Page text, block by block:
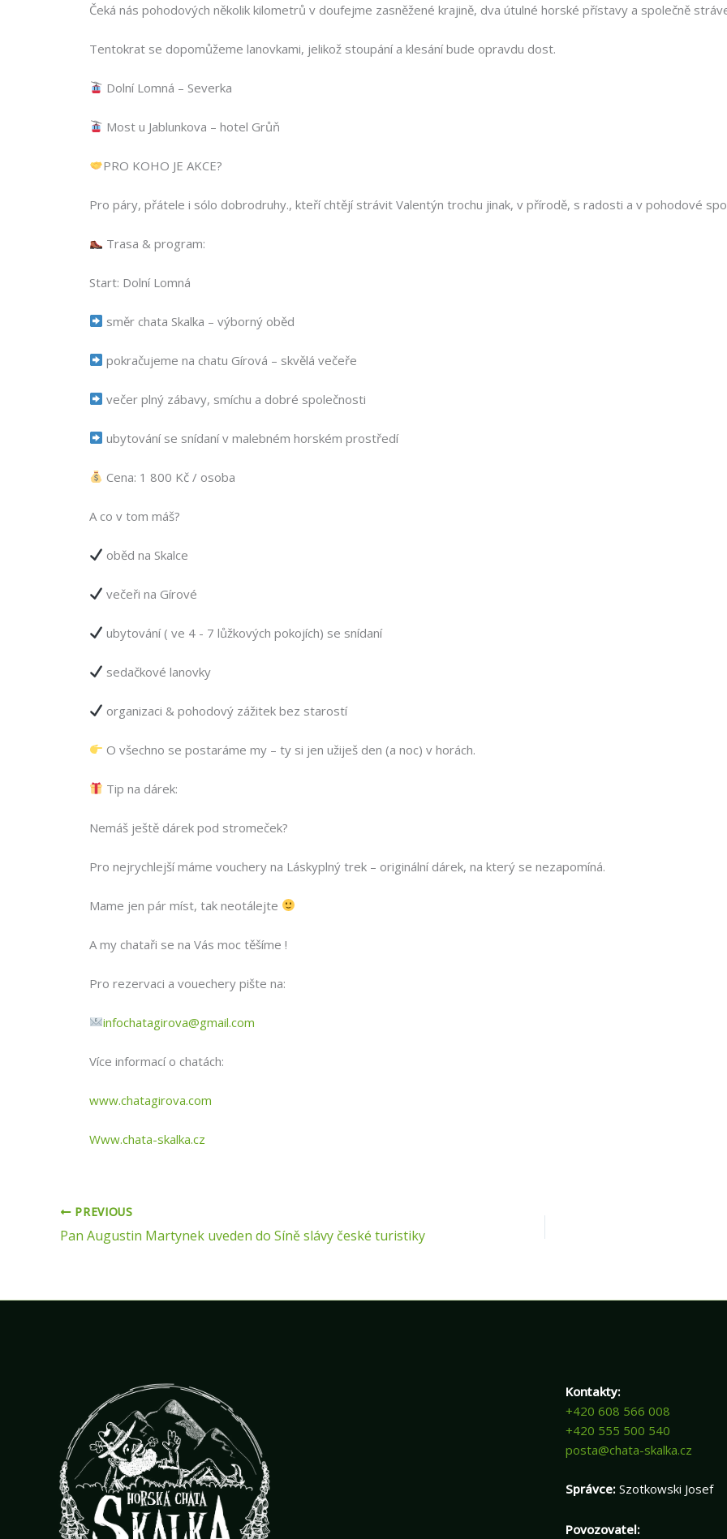
Čeká nás pohodových několik kilometrů v doufejme zasněžené krajině, dva útulné horské přístavy a společně
Tentokrat se dopomůžeme lanovkami, jelikož stoupání a klesání bude opravdu dost.
Dolní Lomná – Severka
Most u Jablunkova – hotel Grůň
PRO KOHO JE AKCE?
Pro páry, přátele i sólo dobrodruhy., kteří chtějí strávit Valentýn trochu jinak, v přírodě, s radosti a v pohodové
Trasa & program:
Start: Dolní Lomná
směr chata Skalka – výborný oběd
pokračujeme na chatu Gírová – skvělá večeře
večer plný zábavy, smíchu a dobré společnosti
ubytování se snídaní v malebném horském prostředí
Cena: 1 800 Kč / osoba
A co v tom máš?
oběd na Skalce
večeři na Gírové
ubytování ( ve 4 - 7 lůžkových pokojích) se snídaní
sedačkové lanovky
organizaci & pohodový zážitek bez starostí
O všechno se postaráme my – ty si jen užiješ den (a noc) v horách.
Tip na dárek:
Nemáš ještě dárek pod stromeček?
Pro nejrychlejší máme vouchery na Láskyplný trek – originální dárek, na který se nezapomíná.
Mame jen pár míst, tak neotálejte
A my chataři se na Vás moc těšíme !
Pro rezervaci a vouechery pište na:
infochatagirova@gmail.com
Více informací o chatách:
www.chatagirova.com
Www.chata-skalka.cz
PREVIOUS
Pan Augustin Martynek uveden do Síně slávy české turistiky
Kontakty:
+420 608 566 008
+420 555 500 540
posta@chata-skalka.cz
Správce: Szotkowski Josef
Povozovatel: